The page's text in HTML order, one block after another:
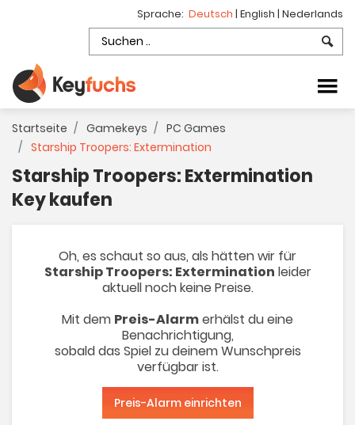
Sprache: Deutsch | English | Nederlands
Startseite Gamekeys
PC Games
Starship Troopers: Extermination
Starship Troopers: Extermination
Key kaufen
Oh, es schaut so aus, als hätten wir für
Starship Troopers: Extermination leider
aktuell noch keine Preise.
Mit dem Preis-Alarmerhälst du eine
Benachrichtigung,
sobald das Spiel zu deinem Wunschpreis
verfügbar ist.
Preis-Alarm einrichten